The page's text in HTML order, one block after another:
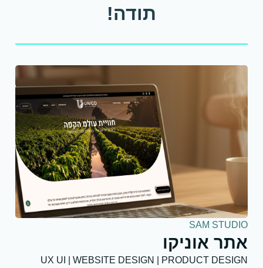
תודה!
SAM STUDIO
אתר אוניקו
UX UI | WEBSITE DESIGN | PRODUCT DESIGN